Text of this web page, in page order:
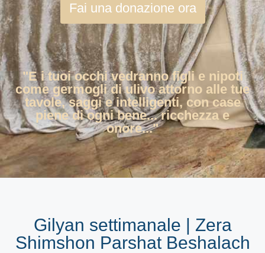
Fai una donazione ora
"E i tuoi occhi vedranno figli e nipoti
come germogli di ulivo attorno alle tue
tavole, saggi e intelligenti, con case
piene di ogni bene... ricchezza e
onore..."
Gilyan settimanale | Zera
Shimshon Parshat Beshalach